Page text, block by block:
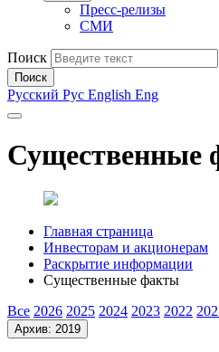
Пресс-релизы
СМИ
Поиск
Поиск
Русский Рус English Eng
Существенные
Главная страница
Инвесторам и акционерам
Раскрытие информации
Существенные факты
Все 2026 2025 2024 2023 2022
Архив: 2019